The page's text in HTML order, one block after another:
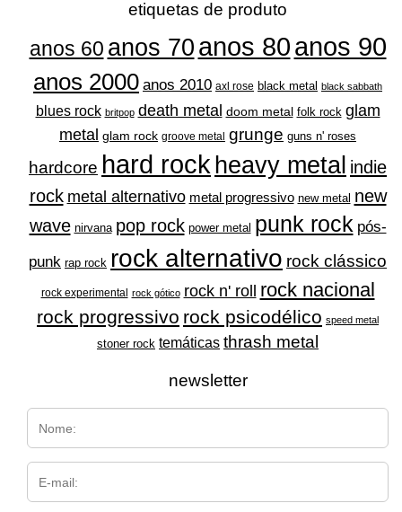
etiquetas de produto
anos 60 anos 70 anos 80anos 90
anos 2000 anos 2010 axl rose black metal black sabbath
blues rock britpop death metal doom metal folk rock glam
metal glam rock groove metal grunge guns n' roses
hardcore hard rock heavy metal indie
rock metal alternativo metal progressivo new metal new
wave nirvana pop rock power metal punk rock pós-
punk rap rock rock alternativo rock clássico
rock experimental rock gótico rock n' roll rock nacional
rock progressivo rock psicodélico speed metal
stoner rock temáticas thrash metal
newsletter